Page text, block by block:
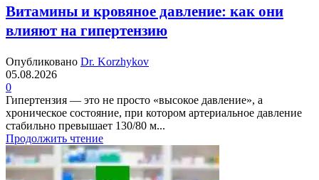
Витамины и кровяное давление: как они
влияют на гипертензию
Опубликовано Dr. Korzhykov
05.08.2026
0
Гипертензия — это не просто «высокое давление», а
хроническое состояние, при котором артериальное давление
стабильно превышает 130/80 м...
Продолжить чтение